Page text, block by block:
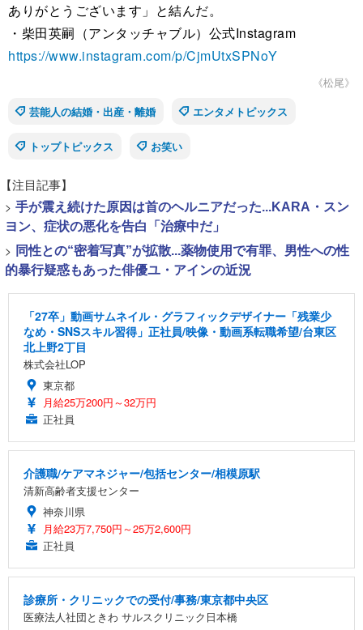
ありがとうございます」と結んだ。
・柴田英嗣（アンタッチャブル）公式Instagram
https://www.instagram.com/p/CjmUtxSPNoY
《松尾》
芸能人の結婚・出産・離婚
エンタメトピックス
トップトピックス お笑い
【注目記事】
> 手が震え続けた原因は首のヘルニアだった...KARA・スン
ヨン、症状の悪化を告白「治療中だ」
> 同性との“密着写真”が拡散...薬物使用で有罪、男性への性
的暴行疑惑もあった俳優ユ・アインの近況
「27卒」動画サムネイル・グラフィックデザイナー「残業少
なめ・SNSスキル習得」正社員/映像・動画系転職希望/台東区
北上野2丁目
株式会社LOP
東京都
月給25万200円～32万円
正社員
介護職/ケアマネジャー/包括センター/相模原駅
清新高齢者支援センター
神奈川県
月給23万7,750円～25万2,600円
正社員
診療所・クリニックでの受付/事務/東京都中央区
医療法人社団ときわ サルスクリニック日本橋